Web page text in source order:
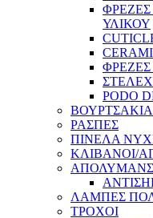
ΥΛΙΚΟΥ
PODO
ΡΑΣΠΕΣ
ΠΙΝΕΛΑ
ΚΛΙΒΑΝΟΙ/
ΛΑΜΠΕΣ
ΤΡΟΧΟΙ